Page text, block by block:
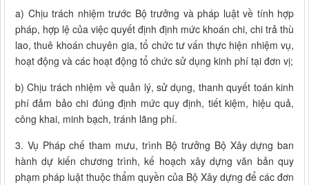
a) Chịu trách nhiệm trước Bộ trưởng và pháp luật về tính hợp
pháp, hợp lệ của việc quyết định định mức khoán chi, chi trả thù
lao, thuê khoán chuyên gia, tổ chức tư vấn thực hiện nhiệm vụ,
hoạt động và các hoạt động tổ chức sử dụng kinh phí tại đơn vị;
b) Chịu trách nhiệm về quản lý, sử dụng, thanh quyết toán kinh
phí đảm bảo chi đúng định mức quy định, tiết kiệm, hiệu quả,
công khai, minh bạch, tránh lãng phí.
3. Vụ Pháp chế tham mưu, trình Bộ trưởng Bộ Xây dựng ban
hành dự kiến chương trình, kế hoạch xây dựng văn bản quy
phạm pháp luật thuộc thẩm quyền của Bộ Xây dựng để các đơn